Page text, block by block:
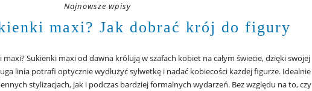
Najnowsze wpisy
maxi? Jak dobrać krój do figury
Sukienki maxi od dawna królują w szafach kobiet na całym świecie, dzięki swojej
linia potrafi optycznie wydłużyć sylwetkę i nadać kobiecości każdej figurze. Idealnie
stylizacjach, jak i podczas bardziej formalnych wydarzeń. Bez względu na to, czy